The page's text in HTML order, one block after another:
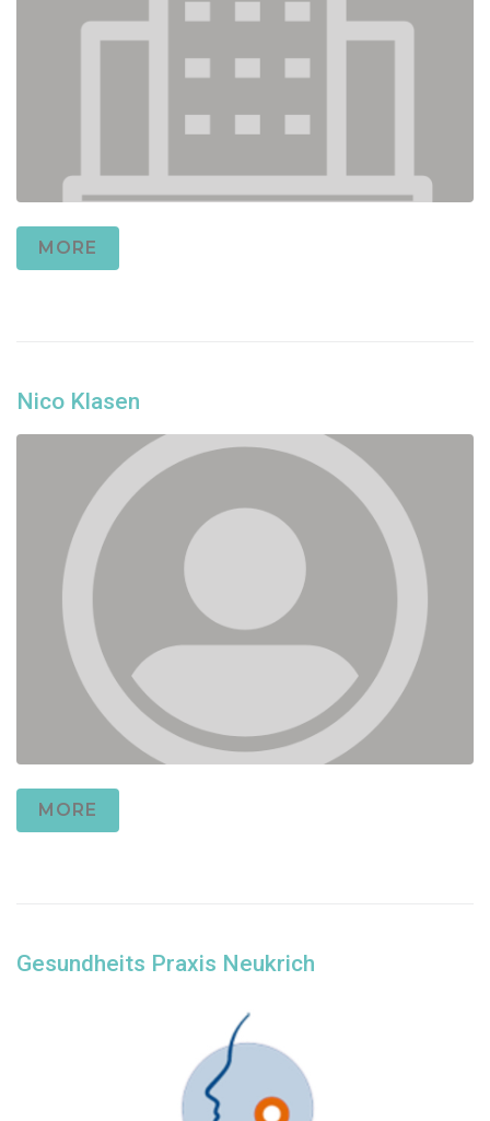
MORE
Nico Klasen
MORE
Gesundheits Praxis Neukrich